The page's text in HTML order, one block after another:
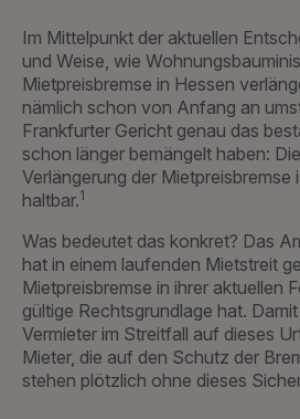
Im Mittelpunkt der aktuellen
und Weise, wie
Mietpreisbremse in Hessen
nämlich schon von Anfang an
Frankfurter Gericht genau das
schon länger bemängelt haben:
Verlängerung der Mietpreisbremse
haltbar.1
Was bedeutet das konkret? Das
hat in einem laufenden Mietstreit
Mietpreisbremse in ihrer aktuellen
gültige Rechtsgrundlage hat.
Vermieter im Streitfall auf dieses
Mieter, die auf den Schutz der
stehen plötzlich ohne dieses